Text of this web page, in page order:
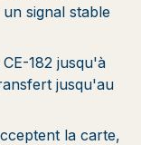
signal stable
182 jusqu'à
jusqu'au
la carte,